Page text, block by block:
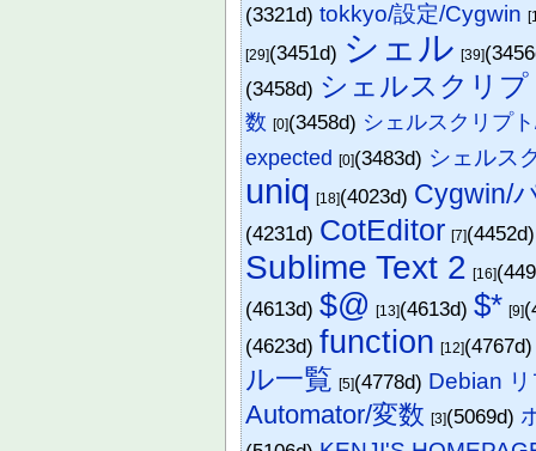
(3321d)tokkyo/設定/Cygwin
[29](3451d) シェル [39]
(3458d) シェルスクリプ
数 [0](3458d) シェルスクリプ
expected [0](3483d) シェルス
uniq [18](4023d) Cygwin/
(4231d) CotEditor [7]
Sublime Text 2 [16]
(4613d)$@ [13](4613d)$* [9]
(4623d) function [12]
ル一覧 [5](4778d) Debian
Automator/変数 [3](5069d)